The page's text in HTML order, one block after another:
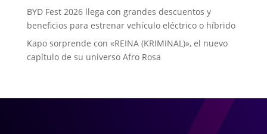
BYD Fest 2026 llega con grandes descuentos y
beneficios para estrenar vehículo eléctrico o híbrido
Kapo sorprende con «REINA (KRIMINAL)», el nuevo
capítulo de su universo Afro Rosa